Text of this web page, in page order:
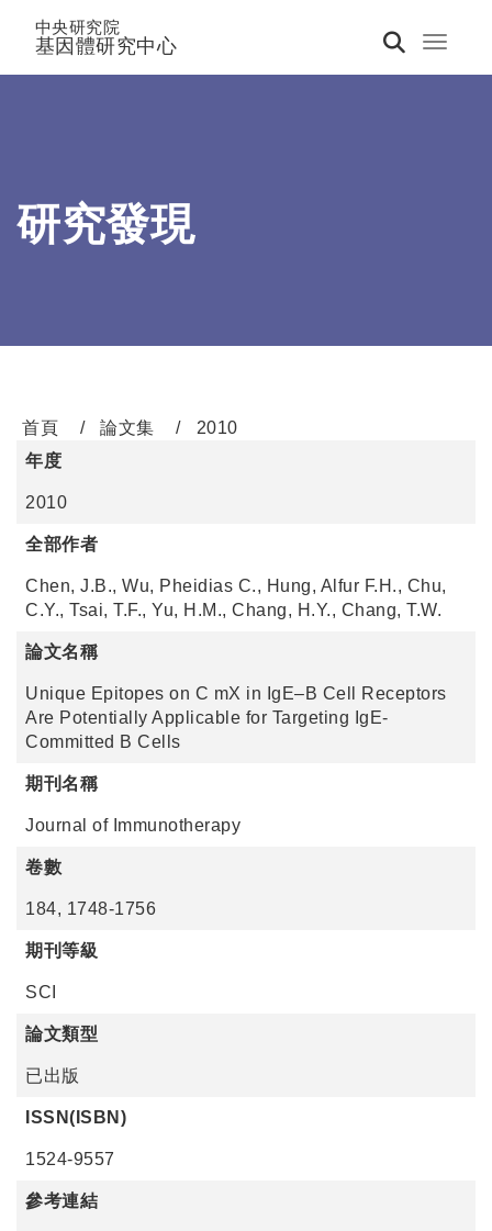
Toggle
中央研究院
基因體研究中心
研究發現
首頁 論文集
2010
年度
2010
全部作者
Chen, J.B., Wu, Pheidias C., Hung, Alfur F.H., Chu,
C.Y., Tsai, T.F., Yu, H.M., Chang, H.Y., Chang, T.W.
論文名稱
Unique Epitopes on C mX in IgE–B Cell Receptors
Are Potentially Applicable for Targeting IgE-
Committed B Cells
期刊名稱
Journal of Immunotherapy
卷數
184, 1748-1756
期刊等級
SCI
論文類型
已出版
ISSN(ISBN)
1524-9557
參考連結